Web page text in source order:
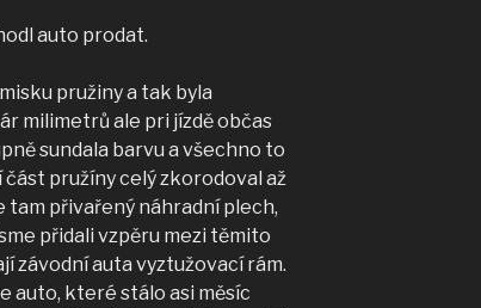
auto prodat.
pružiny a tak byla
milimetrů ale pri jízdě občas
sundala barvu a všechno to
pružíny celý zkorodoval až
tam přivařený náhradní plech,
přidali vzpěru mezi těmito
závodní auta vyztužovací rám.
auto, které stálo asi měsíc